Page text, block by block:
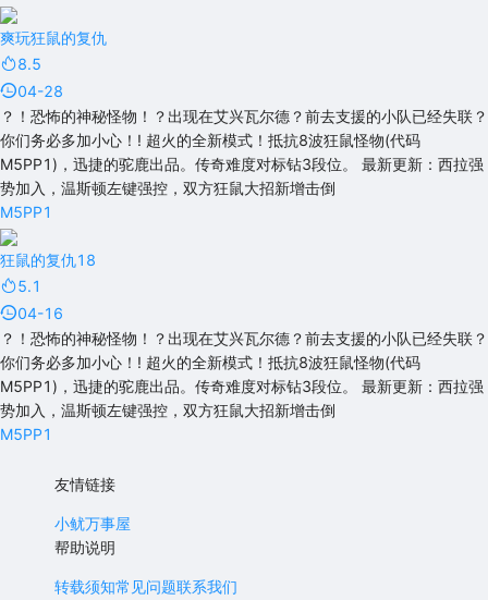
爽玩狂鼠的复仇
8.5
04-28
？！恐怖的神秘怪物！？出现在艾兴瓦尔德？前去支援的小队已经失联？
你们务必多加小心！! 超火的全新模式！抵抗8波狂鼠怪物(代码
M5PP1)，迅捷的驼鹿出品。传奇难度对标钻3段位。 最新更新：西拉强
势加入，温斯顿左键强控，双方狂鼠大招新增击倒
M5PP1
狂鼠的复仇18
5.1
04-16
？！恐怖的神秘怪物！？出现在艾兴瓦尔德？前去支援的小队已经失联？
你们务必多加小心！! 超火的全新模式！抵抗8波狂鼠怪物(代码
M5PP1)，迅捷的驼鹿出品。传奇难度对标钻3段位。 最新更新：西拉强
势加入，温斯顿左键强控，双方狂鼠大招新增击倒
M5PP1
友情链接
小鱿万事屋
帮助说明
转载须知常见问题联系我们